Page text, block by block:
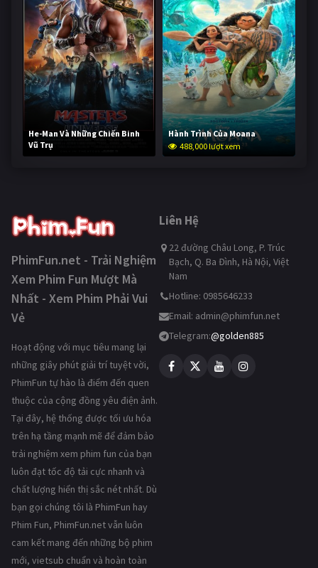
He-Man Và Những Chiến Binh
Vũ Trụ
236,488 lượt xem
Hành Trình Của Moana
488,000 lượt xem
PhimFun.net - Trải Nghiệm
Xem Phim Fun Mượt Mà
Nhất - Xem Phim Phải Vui
Vẻ
Hoạt động với mục tiêu mang lại
những giây phút giải trí tuyệt vời,
PhimFun tự hào là điểm đến quen
thuộc của cộng đồng yêu điện ảnh.
Tại đây, hệ thống được tối ưu hóa
trên hạ tầng mạnh mẽ để đảm bảo
trải nghiệm xem phim fun của bạn
luôn đạt tốc độ tải cực nhanh và
chất lượng hiển thị sắc nét nhất. Dù
bạn gọi chúng tôi là PhimFun hay
Phim Fun, PhimFun.net vẫn luôn
cam kết mang đến những bộ phim
mới, vietsub chuẩn và hoàn toàn
Liên Hệ
22 đường Châu Long, P. Trúc
Bạch, Q. Ba Đình, Hà Nội, Việt
Nam
Hotline: 0985646233
Email: admin@phimfun.net
Telegram:@golden885